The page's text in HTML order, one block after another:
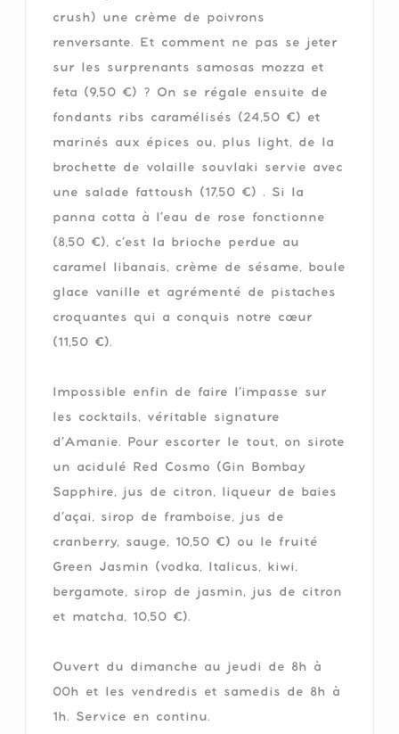
crush) une crème de poivrons
renversante. Et comment ne pas se jeter
sur les surprenants samosas mozza et
feta (9,50 €) ? On se régale ensuite de
fondants ribs caramélisés (24,50 €) et
marinés aux épices ou, plus light, de la
brochette de volaille souvlaki servie avec
une salade fattoush (17,50 €) . Si la
panna cotta à l’eau de rose fonctionne
(8,50 €), c’est la brioche perdue au
caramel libanais, crème de sésame, boule
glace vanille et agrémenté de pistaches
croquantes qui a conquis notre cœur
(11,50 €).
Impossible enfin de faire l’impasse sur
les cocktails, véritable signature
d’Amanie. Pour escorter le tout, on sirote
un acidulé Red Cosmo (Gin Bombay
Sapphire, jus de citron, liqueur de baies
d’açai, sirop de framboise, jus de
cranberry, sauge, 10,50 €) ou le fruité
Green Jasmin (vodka, Italicus, kiwi,
bergamote, sirop de jasmin, jus de citron
et matcha, 10,50 €).
Ouvert du dimanche au jeudi de 8h à
00h et les vendredis et samedis de 8h à
1h. Service en continu.